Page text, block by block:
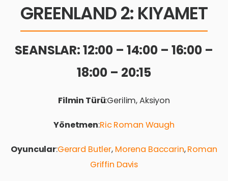
GREENLAND 2: KIYAMET
SEANSLAR: 12:00 – 14:00 – 16:00 –
18:00 – 20:15
Filmin Türü:Gerilim, Aksiyon
Yönetmen:Ric Roman Waugh
Oyuncular:Gerard Butler, Morena Baccarin,Roman
Griffin Davis